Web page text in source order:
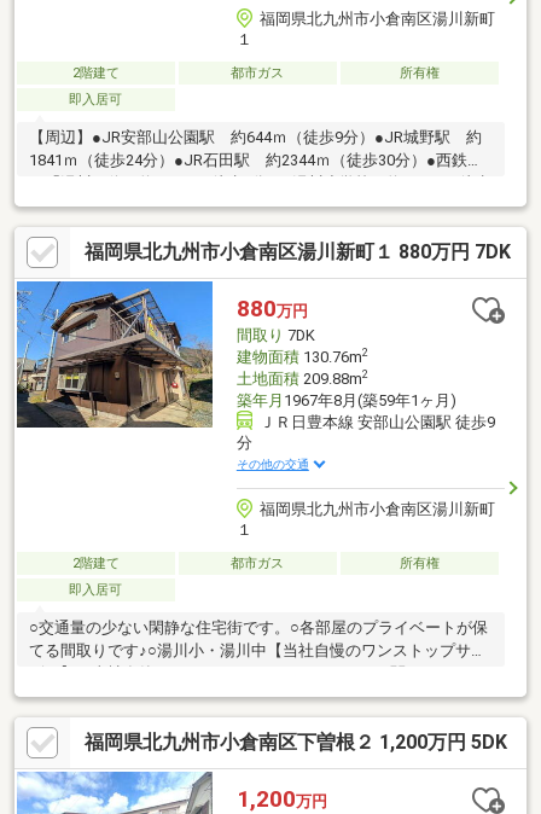
福岡県北九州市小倉南区湯川新町
１
2階建て 都市ガス
所有権
即入居可
【周辺】●JR安部山公園駅 約644ｍ（徒歩9分）●JR城野駅 約
1841ｍ（徒歩24分）●JR石田駅 約2344ｍ（徒歩30分）●西鉄バ
6分）●湯川中学校 約1100ｍ（徒歩14分）●ローソン小倉霧ケ丘
三丁目店 約605ｍ（徒歩8分）●スーパーセンタートライアル石
田店 約1200ｍ（徒歩15分）
福岡県北九州市小倉南区湯川新町１ 880万円 7DK
880万円
間取り 7DK
建物面積130.76m2
土地面積209.88m2
築年月 1967年8月(築59年1ヶ月)
ＪＲ日豊本線 安部山公園駅 徒歩9
分
その他の交通
福岡県北九州市小倉南区湯川新町
１
2階建て 都市ガス
所有権
即入居可
○交通量の少ない閑静な住宅街です。○各部屋のプライベートが保
てる間取りです♪○湯川小・湯川中【当社自慢のワンストップサー
ビス】・当社在籍スタッフはリフォーム、ローンに関するエキス
パート！・物件購入+リフォーム費用もまとめてお見積り♪・住み
替え先を探しながら、ご自宅の売却が並行して行えます！・もち
ろん査定も無料です♪【ライフスタイルに合わせた物件探し】・土
日祝/18時以降/1件～複数件のご内覧も大歓迎・ご自宅等への送迎
も可能です！・当社未掲載物件もご案内できます♪
福岡県北九州市小倉南区下曽根２ 1,200万円 5DK
1,200万円